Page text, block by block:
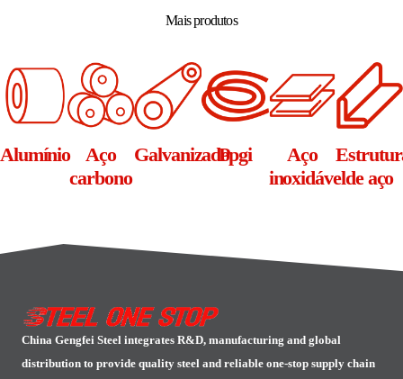
Mais produtos
Alumínio
Aço
carbono
GalvanizadoPpgi
Aço
inoxidávelde aço
China Gengfei Steel integrates R&D, manufacturing and global
distribution to provide quality steel and reliable one-stop supply chain